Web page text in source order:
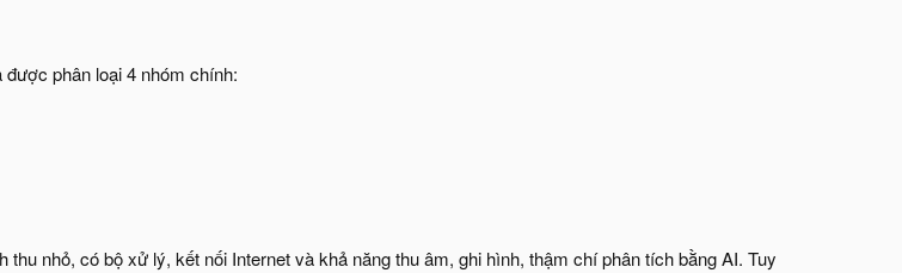
phân loại 4 nhóm chính:
nhỏ, có bộ xử lý, kết nối Internet và khả năng thu âm, ghi hình, thậm chí phân tích bằng AI. Tuy